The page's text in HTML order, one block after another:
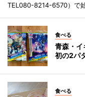
TEL080-8214-6570）で始
食べる
青森・
初の2パ
食べる